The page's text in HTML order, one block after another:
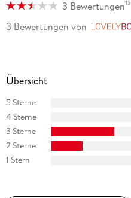
3 Bewertungen15
3 Bewertungen von
Übersicht
5 Sterne
4 Sterne
3 Sterne
2 Sterne
1 Stern